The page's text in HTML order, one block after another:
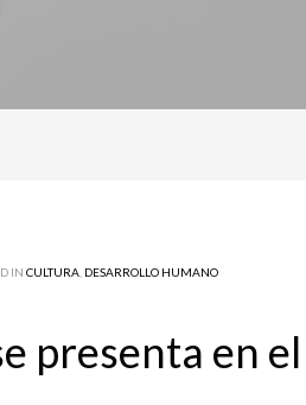
IN CULTURA DESARROLLO HUMANO
presenta en